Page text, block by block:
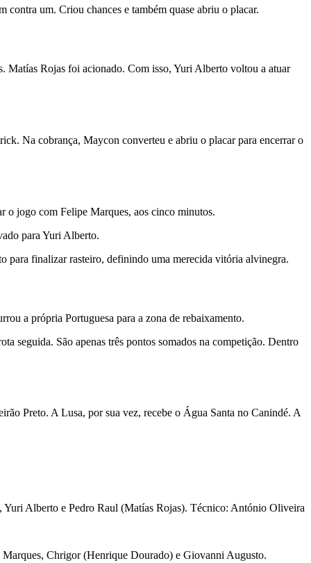
um. Criou chances e também quase abriu o placar.
Matías Rojas foi acionado. Com isso, Yuri Alberto voltou a atuar
Na cobrança, Maycon converteu e abriu o placar para encerrar o
o jogo com Felipe Marques, aos cinco minutos.
para Yuri Alberto.
para finalizar rasteiro, definindo uma merecida vitória alvinegra.
a própria Portuguesa para a zona de rebaixamento.
seguida. São apenas três pontos somados na competição. Dentro
Preto. A Lusa, por sua vez, recebe o Água Santa no Canindé. A
Alberto e Pedro Raul (Matías Rojas). Técnico: António Oliveira
Chrigor (Henrique Dourado) e Giovanni Augusto.